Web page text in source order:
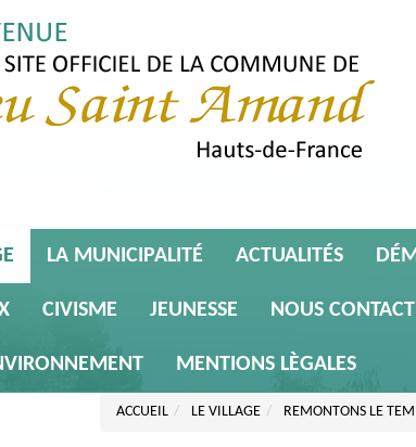
LA MUNICIPALITÉ ACTUALITÉS
CIVISME JEUNESSE NOUS
MENTIONS LÈGALES
ACCUEIL LE VILLAGE REMONTONS LE